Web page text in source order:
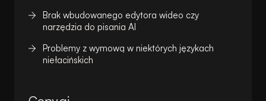
Brak wbudowanego edytora wideo czy
narzędzia do pisania AI
Problemy z wymową w niektórych językach
niełacińskich